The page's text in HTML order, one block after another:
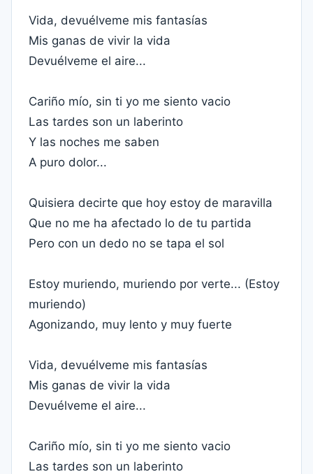
Vida, devuélveme mis fantasías
Mis ganas de vivir la vida
Devuélveme el aire...
Cariño mío, sin ti yo me siento vacio
Las tardes son un laberinto
Y las noches me saben
A puro dolor...
Quisiera decirte que hoy estoy de maravilla
Que no me ha afectado lo de tu partida
Pero con un dedo no se tapa el sol
Estoy muriendo, muriendo por verte... (Estoy
muriendo)
Agonizando, muy lento y muy fuerte
Vida, devuélveme mis fantasías
Mis ganas de vivir la vida
Devuélveme el aire...
Cariño mío, sin ti yo me siento vacio
Las tardes son un laberinto